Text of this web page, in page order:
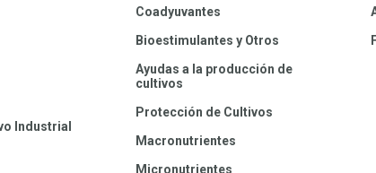
Industrial
Coadyuvantes
Bioestimulantes y Otros
Ayudas a la producción de
cultivos
Protección de Cultivos
Macronutrientes
Micronutrientes